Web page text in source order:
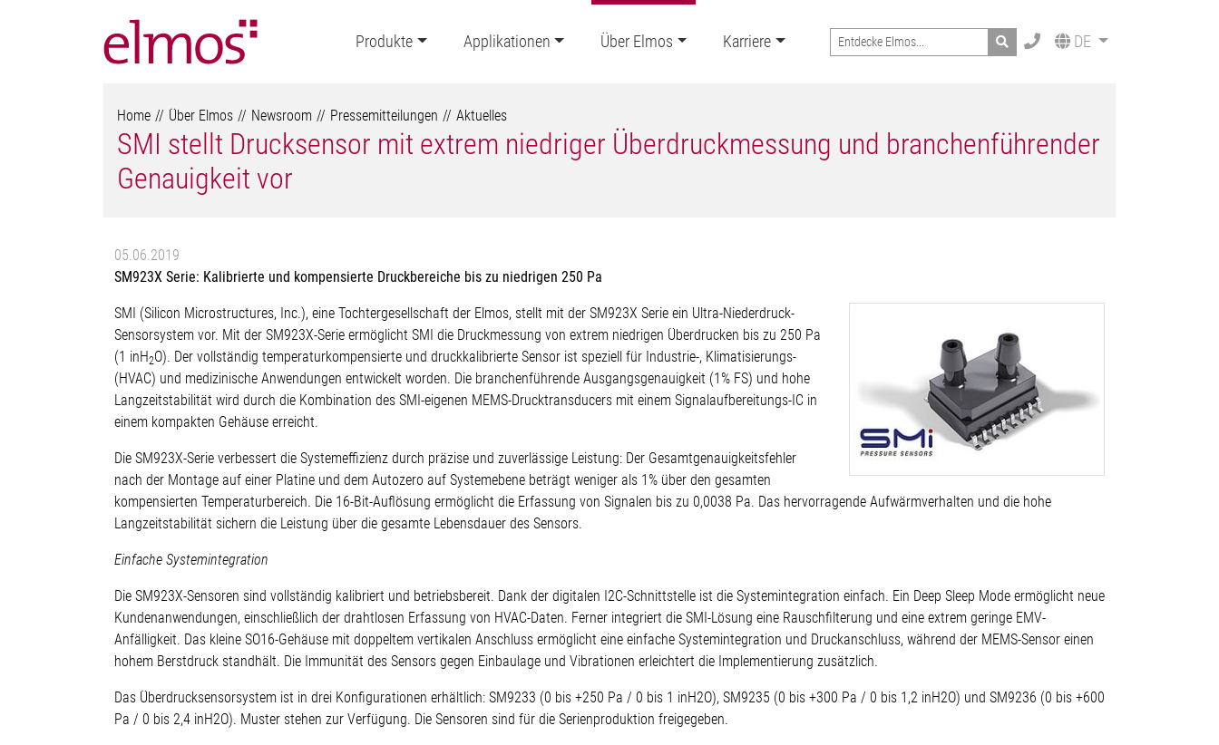
Produkte Applikationen Über Elmos Karriere Search DE
Home Über Elmos Newsroom Pressemitteilungen Aktuelles
SMI stellt Drucksensor mit extrem niedriger Überdruckmessung und branchenführender
Genauigkeit vor
05.06.2019
SM923X Serie: Kalibrierte und kompensierte Druckbereiche bis zu niedrigen 250 Pa
SMI (Silicon Microstructures, Inc.), eine Tochtergesellschaft der Elmos, stellt mit der SM923X Serie ein Ultra-Niederdruck-
Sensorsystem vor. Mit der SM923X-Serie ermöglicht SMI die Druckmessung von extrem niedrigen Überdrucken bis zu 250 Pa
(1 inH2O). Der vollständig temperaturkompensierte und druckkalibrierte Sensor ist speziell für Industrie-, Klimatisierungs-
(HVAC) und medizinische Anwendungen entwickelt worden. Die branchenführende Ausgangsgenauigkeit (1% FS) und hohe
Langzeitstabilität wird durch die Kombination des SMI-eigenen MEMS-Drucktransducers mit einem Signalaufbereitungs-IC in
einem kompakten Gehäuse erreicht.
Die SM923X-Serie verbessert die Systemeffizienz durch präzise und zuverlässige Leistung: Der Gesamtgenauigkeitsfehler
nach der Montage auf einer Platine und dem Autozero auf Systemebene beträgt weniger als 1% über den gesamten
kompensierten Temperaturbereich. Die 16-Bit-Auflösung ermöglicht die Erfassung von Signalen bis zu 0,0038 Pa. Das hervorragende Aufwärmverhalten und die hohe
Langzeitstabilität sichern die Leistung über die gesamte Lebensdauer des Sensors.
Einfache Systemintegration
Die SM923X-Sensoren sind vollständig kalibriert und betriebsbereit. Dank der digitalen I2C-Schnittstelle ist die Systemintegration einfach. Ein Deep Sleep Mode ermöglicht neue
Kundenanwendungen, einschließlich der drahtlosen Erfassung von HVAC-Daten. Ferner integriert die SMI-Lösung eine Rauschfilterung und eine extrem geringe EMV-
Anfälligkeit. Das kleine SO16-Gehäuse mit doppeltem vertikalen Anschluss ermöglicht eine einfache Systemintegration und Druckanschluss, während der MEMS-Sensor einen
hohem Berstdruck standhält. Die Immunität des Sensors gegen Einbaulage und Vibrationen erleichtert die Implementierung zusätzlich.
Das Überdrucksensorsystem ist in drei Konfigurationen erhältlich: SM9233 (0 bis +250 Pa / 0 bis 1 inH2O), SM9235 (0 bis +300 Pa / 0 bis 1,2 inH2O) und SM9236 (0 bis +600
Pa / 0 bis 2,4 inH2O). Muster stehen zur Verfügung. Die Sensoren sind für die Serienproduktion freigegeben.